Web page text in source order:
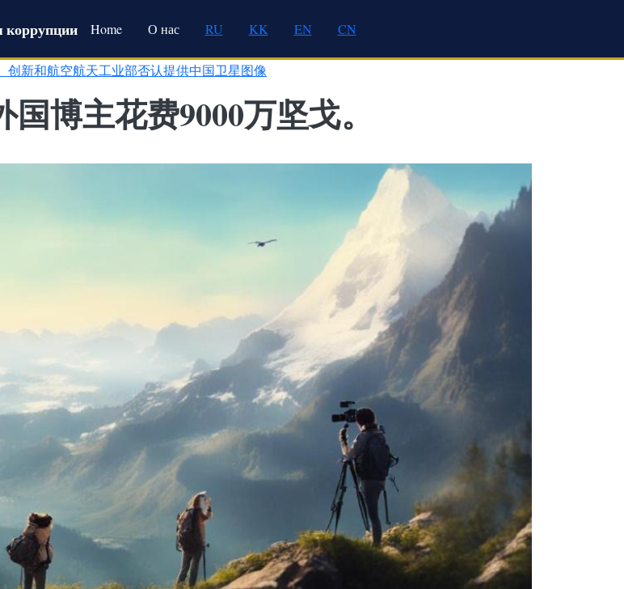
коррупцииMain navigation
Home О нас RU KK EN CN
新和航空航天工业部否认提供中国卫星图像
博主花费9000万坚戈。